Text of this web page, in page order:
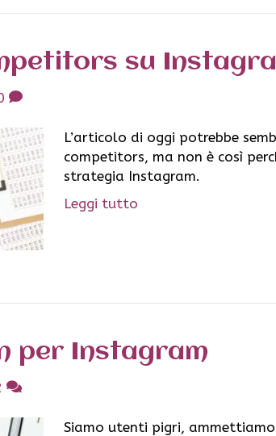
su
L’articolo di oggi potrebbe
competitors, ma non è così
strategia Instagram.
Leggi tutto
per Instagram
Siamo utenti pigri,